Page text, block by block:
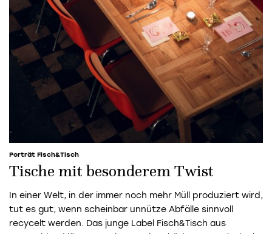
Porträt Fisch&Tisch
Tische mit besonderem Twist
In einer Welt, in der immer noch mehr Müll produziert wird,
tut es gut, wenn scheinbar unnütze Abfälle sinnvoll
recycelt werden. Das junge Label Fisch&Tisch aus